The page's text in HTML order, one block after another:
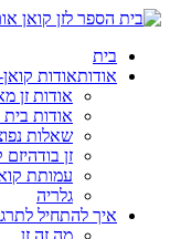
בית
אודותאודות
אודות זן
אודות בית
שאלות
זן בודהיזם
עמותת
גלריה
איך להתחיל
מה זה זן